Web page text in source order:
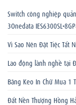
Switch công nghiệp
3Onedata IES6300SL-
Vì Sao Nên Đặt Tiệc Tất
Lao động lành nghề tại
Băng Keo In Chữ Mua 1
Đất Nền Thượng Hồng